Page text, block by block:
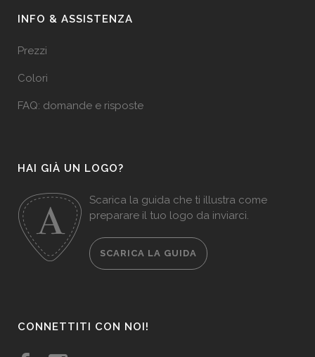
INFO & ASSISTENZA
Prezzi
Colori
FAQ: domande e risposte
HAI GIÀ UN LOGO?
Scarica la guida che ti illustra come
preparare il tuo logo da inviarci.
SCARICA LA GUIDA
CONNETTITI CON NOI!